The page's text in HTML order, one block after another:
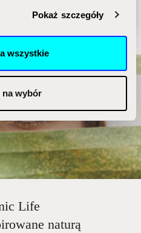
Informacje o tym, jak
informacje z innymi danymi
podczas
Pokaż szczegóły
wszystkie
na wybór
Life
naturą